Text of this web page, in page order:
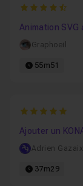
4.8
Animation SVG
Graphoeil
55m51
5
Ajouter un
Adrien Gazaix
37m29